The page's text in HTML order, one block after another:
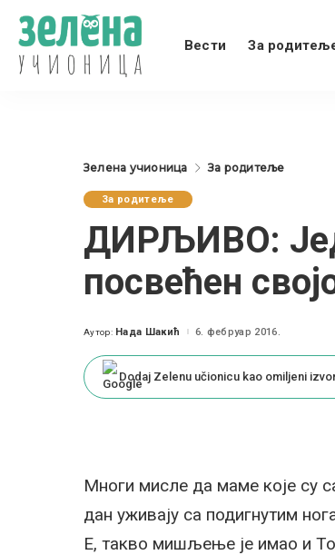
Вести За
Зелена учионица За родитеље
За родитеље
ДИРЉИВО:
посвећен
Posted
Аутор: Нада Шакић 6. фебруар 2016.
Dodaj Zelenu učionicu kao omiljeni
Многи мисле да маме које су
дан уживају са подигнутим
Е, такво мишљење је имао и